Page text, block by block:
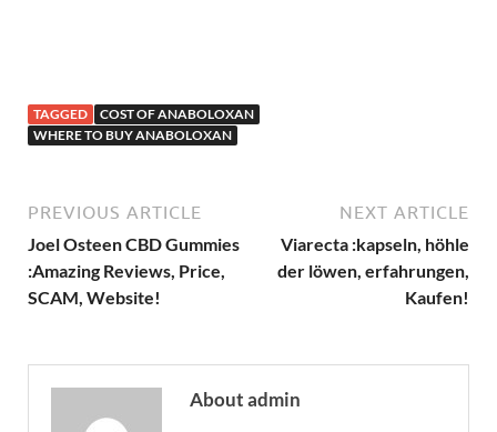
TAGGED
COST OF ANABOLOXAN
WHERE TO BUY ANABOLOXAN
PREVIOUS ARTICLE
Joel Osteen CBD Gummies
:Amazing Reviews, Price,
SCAM, Website!
NEXT ARTICLE
Viarecta :kapseln, höhle
der löwen, erfahrungen,
Kaufen!
About admin